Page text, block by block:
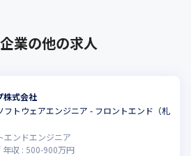
業の他の求人
株式会社
フトウェアエンジニア - フロントエンド（札
エンドエンジニア
年収 : 500-900万円